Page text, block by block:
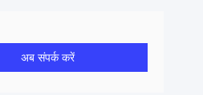
अब संपर्क करें